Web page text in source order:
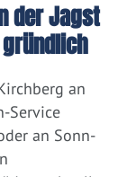
der Jagst
an
Service
an Sonn-